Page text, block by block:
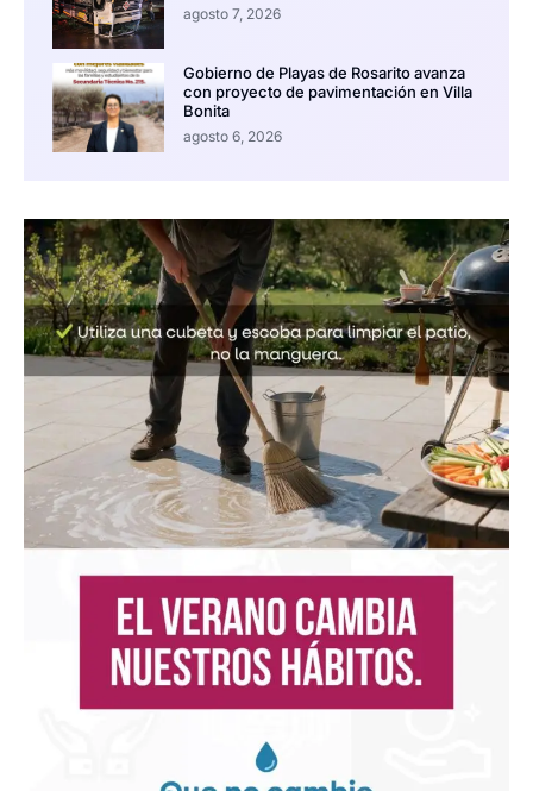
agosto 7, 2026
Gobierno de Playas de Rosarito avanza
con proyecto de pavimentación en Villa
Bonita
agosto 6, 2026